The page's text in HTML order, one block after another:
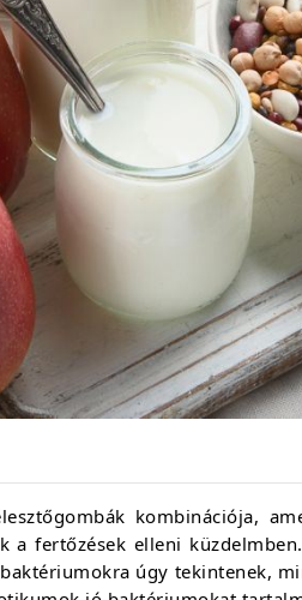
kombinációja,
a fertőzések elleni
úgy tekintenek,